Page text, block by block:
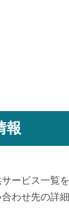
報
ービス一覧
わせ先の詳